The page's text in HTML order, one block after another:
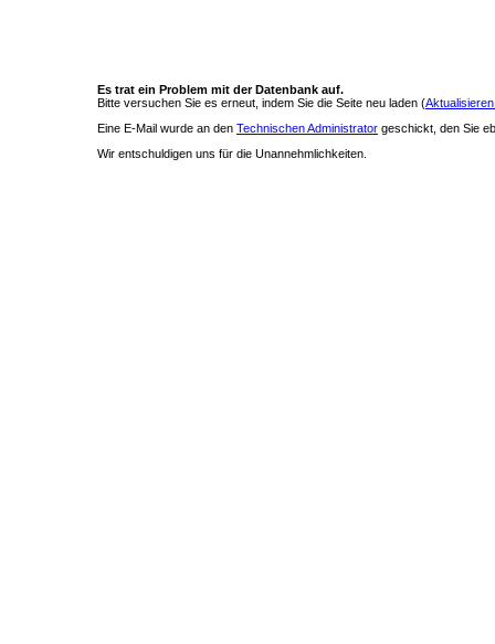
Es trat ein Problem mit der Datenbank auf.
Bitte versuchen Sie es erneut, indem Sie die Seite neu laden (
Eine E-Mail wurde an den Technischen Administrator geschickt, den Sie
Wir entschuldigen uns für die Unannehmlichkeiten.